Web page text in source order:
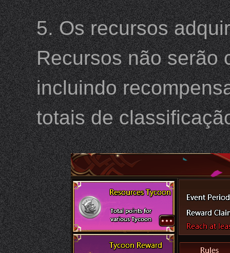
5. Os recursos
Recursos não serão
incluindo
totais de